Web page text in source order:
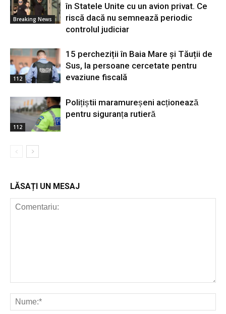
Breaking News
în Statele Unite cu un avion privat. Ce
riscă dacă nu semnează periodic
controlul judiciar
112
15 percheziții în Baia Mare și Tăuții de
Sus, la persoane cercetate pentru
evaziune fiscală
112
Polițiștii maramureșeni acționează
pentru siguranța rutieră
LĂSAȚI UN MESAJ